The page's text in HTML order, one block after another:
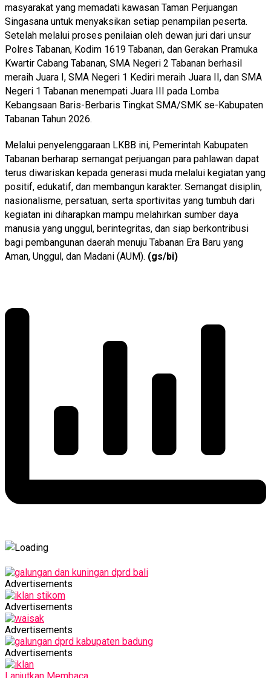
masyarakat yang memadati kawasan Taman Perjuangan
Singasana untuk menyaksikan setiap penampilan peserta.
Setelah melalui proses penilaian oleh dewan juri dari unsur
Polres Tabanan, Kodim 1619 Tabanan, dan Gerakan Pramuka
Kwartir Cabang Tabanan, SMA Negeri 2 Tabanan berhasil
meraih Juara I, SMA Negeri 1 Kediri meraih Juara II, dan SMA
Negeri 1 Tabanan menempati Juara III pada Lomba
Kebangsaan Baris-Berbaris Tingkat SMA/SMK se-Kabupaten
Tabanan Tahun 2026.
Melalui penyelenggaraan LKBB ini, Pemerintah Kabupaten
Tabanan berharap semangat perjuangan para pahlawan dapat
terus diwariskan kepada generasi muda melalui kegiatan yang
positif, edukatif, dan membangun karakter. Semangat disiplin,
nasionalisme, persatuan, serta sportivitas yang tumbuh dari
kegiatan ini diharapkan mampu melahirkan sumber daya
manusia yang unggul, berintegritas, dan siap berkontribusi
bagi pembangunan daerah menuju Tabanan Era Baru yang
Aman, Unggul, dan Madani (AUM). (gs/bi)
Advertisements
Advertisements
Advertisements
Advertisements
Lanjutkan Membaca